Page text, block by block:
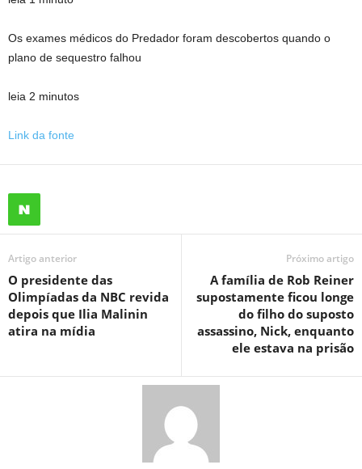
Os exames médicos do Predador foram descobertos quando o
plano de sequestro falhou
leia 2 minutos
Link da fonte
Artigo anterior
O presidente das
Olimpíadas da NBC revida
depois que Ilia Malinin
atira na mídia
Próximo artigo
A família de Rob Reiner
supostamente ficou longe
do filho do suposto
assassino, Nick, enquanto
ele estava na prisão